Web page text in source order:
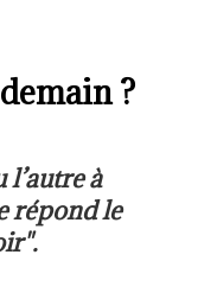
?
l’autre à
répond le